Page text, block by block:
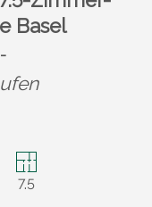
Basel
7.5